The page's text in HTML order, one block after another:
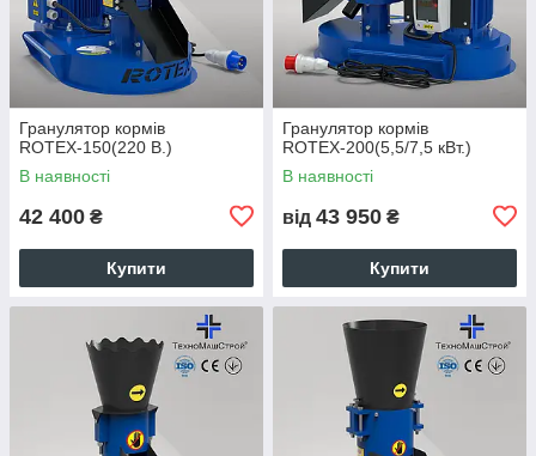
Гранулятор кормів
ROTEХ-150(220 В.)
В наявності
42 400 ₴
Купити
Гранулятор кормів
ROTEХ-200(5,5/7,5 кВт.)
В наявності
від 43 950 ₴
Купити